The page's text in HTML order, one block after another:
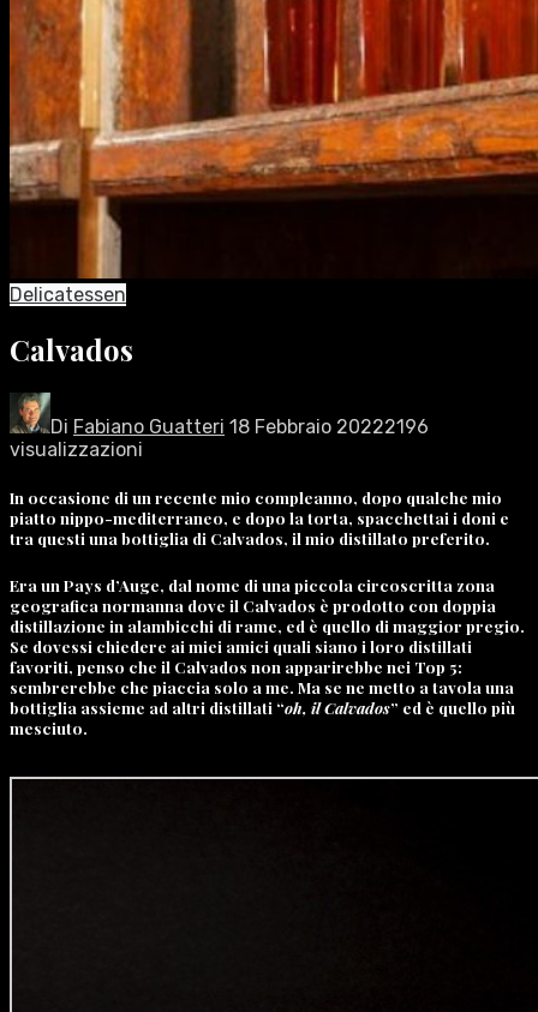
Delicatessen
Calvados
Di Fabiano Guatteri 18 Febbraio 20222196
visualizzazioni
In occasione di un recente mio compleanno, dopo qualche mio
piatto nippo-mediterraneo, e dopo la torta, spacchettai i doni e
tra questi una bottiglia di Calvados, il mio distillato preferito.
Era un Pays d’Auge, dal nome di una piccola circoscritta zona
geografica normanna dove il Calvados è prodotto con doppia
distillazione in alambicchi di rame, ed è quello di maggior pregio.
Se dovessi chiedere ai miei amici quali siano i loro distillati
favoriti, penso che il Calvados non apparirebbe nei Top 5:
sembrerebbe che piaccia solo a me. Ma se ne metto a tavola una
bottiglia assieme ad altri distillati “oh, il Calvados” ed è quello più
mesciuto.